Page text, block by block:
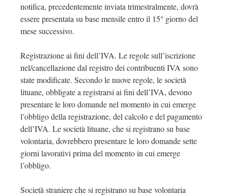
notifica, precedentemente inviata trimestralmente, dovrà
essere presentata su base mensile entro il 15° giorno del
mese successivo.
Registrazione ai fini dell’IVA. Le regole sull’iscrizione
nel/cancellazione dal registro dei contribuenti IVA sono
state modificate. Secondo le nuove regole, le società
lituane, obbligate a registrarsi ai fini dell’IVA, devono
presentare le loro domande nel momento in cui emerge
l’obbligo della registrazione, del calcolo e del pagamento
dell’IVA. Le società lituane, che si registrano su base
volontaria, dovrebbero presentare le loro domande sette
giorni lavorativi prima del momento in cui emerge
l’obbligo.
Società straniere che si registrano su base volontaria